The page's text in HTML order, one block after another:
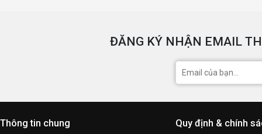
ĐĂNG KÝ NHẬN EMAIL
Thông tin chung Quy định & chính